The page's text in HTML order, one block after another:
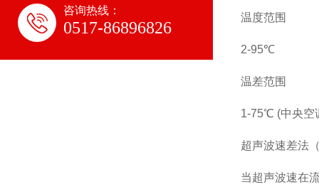
咨询热线：
0517-86896826
温度范围
2-95℃
温差范围
1-75℃ (中央空
超声波速差法
当超声波速在